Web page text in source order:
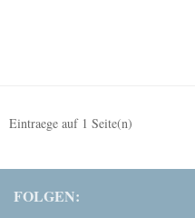
Eintraege auf 1 Seite(n)
FOLGEN: